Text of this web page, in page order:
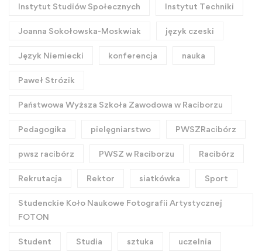
Instytut Studiów Społecznych Instytut Techniki
Joanna Sokołowska-Moskwiak język czeski
Język Niemiecki konferencja nauka
Paweł Strózik
Państwowa Wyższa Szkoła Zawodowa w Raciborzu
Pedagogika pielęgniarstwo PWSZRacibórz
pwsz racibórz PWSZ w Raciborzu Racibórz
Rekrutacja Rektor siatkówka Sport
Studenckie Koło Naukowe Fotografii Artystycznej
FOTON
Student Studia sztuka uczelnia